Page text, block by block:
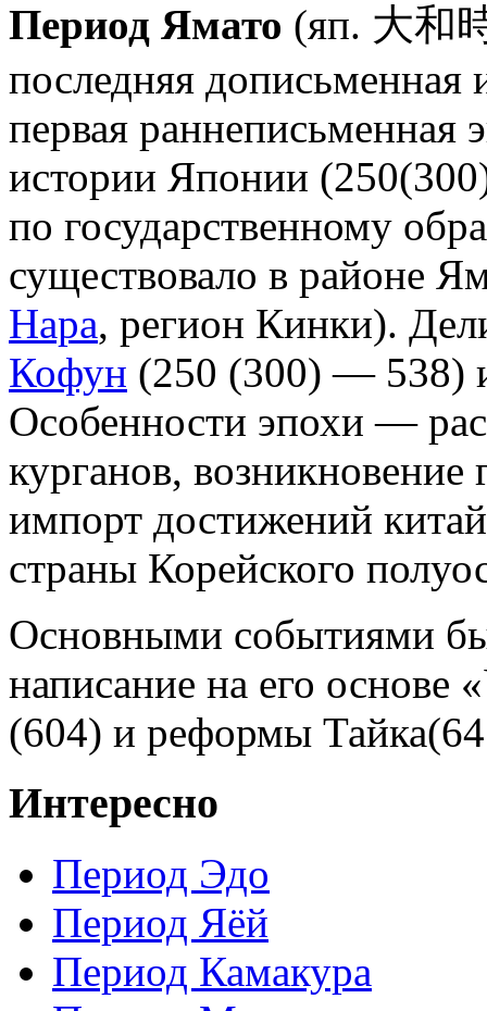
Период Ямато (яп. 大和
последняя дописьменная
первая раннеписьменная
истории Японии
по государственному
существовало в районе
Нара, регион Кинки).
Кофун (250 (300) — 538)
Особенности эпохи —
курганов, возникновение
импорт достижений
страны Корейского
Основными событиями
написание на его основе
(604) и реформы
Интересно
Период Эдо
Период Яёй
Период Камакура